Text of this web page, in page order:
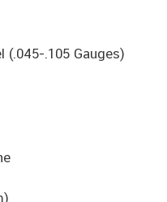
(.045-.105 Gauges)